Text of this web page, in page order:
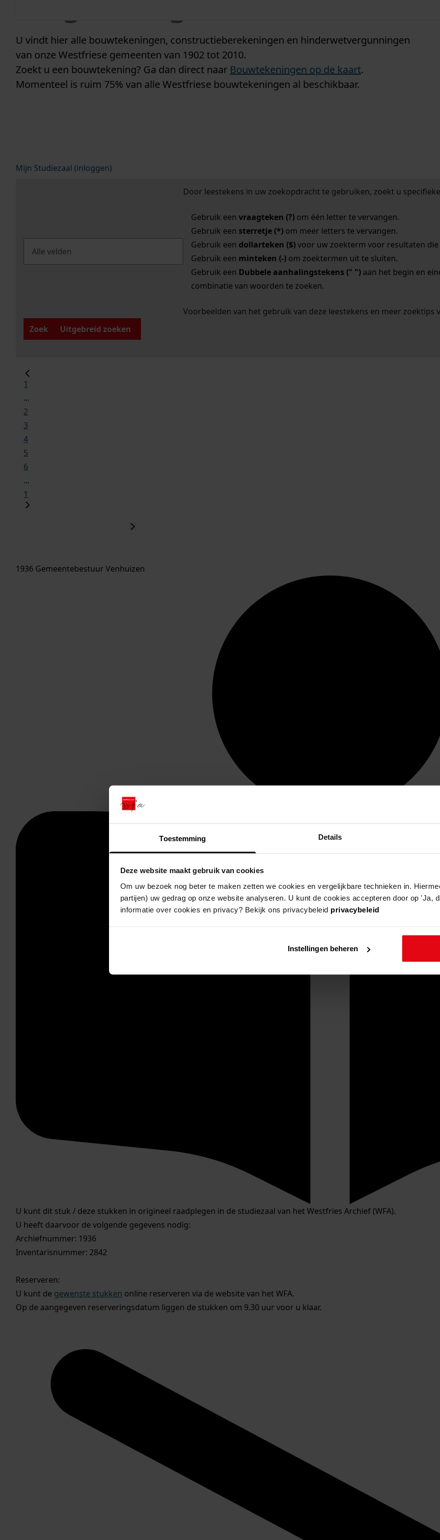
Toestemming Details
Deze website maakt gebruik van cookies
Om uw bezoek nog beter te maken zetten we cookies en vergelijkbare technieken in.
partijen) uw gedrag op onze website analyseren. U kunt de cookies accepteren door op 'Ja,
informatie over cookies en privacy? Bekijk ons privacybeleid privacybeleid
Instellingen beheren
U vindt hier alle bouwtekeningen, constructieberekeningen en hinderwetvergunningen
van onze Westfriese gemeenten van 1902 tot 2010.
Zoekt u een bouwtekening? Ga dan direct naar Bouwtekeningen op de kaart.
Momenteel is ruim 75% van alle Westfriese bouwtekeningen al beschikbaar.
Mijn Studiezaal (inloggen)
Door leestekens in uw zoekopdracht te gebruiken, zoekt u
Gebruik een vraagteken (?)om één letter te vervangen.
Gebruik een sterretje (*)om meer letters te vervangen.
Gebruik een dollarteken ($)voor uw zoekterm voor resultaten die
Gebruik een minteken (-)om zoektermen uit te sluiten.
Gebruik een Dubbele aanhalingstekens (" ")aan het begin en
combinatie van woorden te zoeken.
Voorbeelden van het gebruik van deze leestekens en meer zoektips
Zoek
Uitgebreid zoeken
1
...
2
3
4
5
6
...
1
1936 Gemeentebestuur Venhuizen
U kunt dit stuk / deze stukken in origineel raadplegen in de studiezaal van het Westfries Archief (WFA).
U heeft daarvoor de volgende gegevens nodig:
Archiefnummer: 1936
Inventarisnummer: 2842
Reserveren:
U kunt de gewenste stukken online reserveren via de website van het WFA.
Op de aangegeven reserveringsdatum liggen de stukken om 9.30 uur voor u klaar.